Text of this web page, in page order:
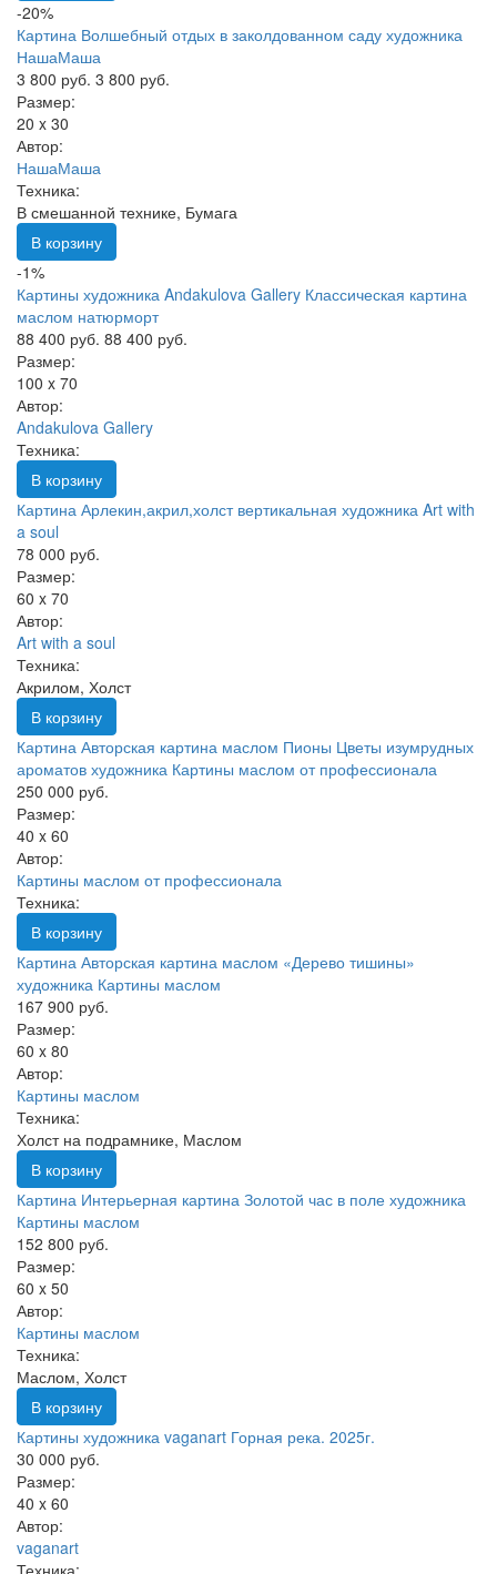
-20%
Картина Волшебный отдых в заколдованном саду художника
НашаМаша
3 800 руб. 3 800 руб.
Размер:
20 x 30
Автор:
НашаМаша
Техника:
В смешанной технике, Бумага
В корзину
-1%
Картины художника Andakulova Gallery Классическая картина
маслом натюрморт
88 400 руб. 88 400 руб.
Размер:
100 x 70
Автор:
Andakulova Gallery
Техника:
В корзину
Картина Арлекин,акрил,холст вертикальная художника Art with
a soul
78 000 руб.
Размер:
60 x 70
Автор:
Art with a soul
Техника:
Акрилом, Холст
В корзину
Картина Авторская картина маслом Пионы Цветы изумрудных
ароматов художника Картины маслом от профессионала
250 000 руб.
Размер:
40 x 60
Автор:
Картины маслом от профессионала
Техника:
В корзину
Картина Авторская картина маслом «Дерево тишины»
художника Картины маслом
167 900 руб.
Размер:
60 x 80
Автор:
Картины маслом
Техника:
Холст на подрамнике, Маслом
В корзину
Картина Интерьерная картина Золотой час в поле художника
Картины маслом
152 800 руб.
Размер:
60 x 50
Автор:
Картины маслом
Техника:
Маслом, Холст
В корзину
Картины художника vaganart Горная река. 2025г.
30 000 руб.
Размер:
40 x 60
Автор:
vaganart